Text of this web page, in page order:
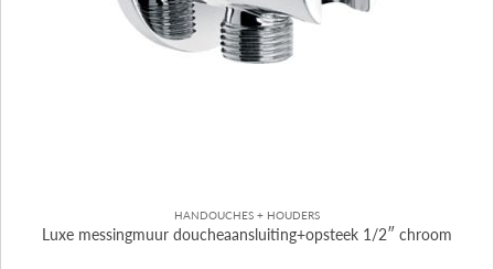
HANDOUCHES + HOUDERS
Luxe messingmuur doucheaansluiting+opsteek 1/2″ chroom